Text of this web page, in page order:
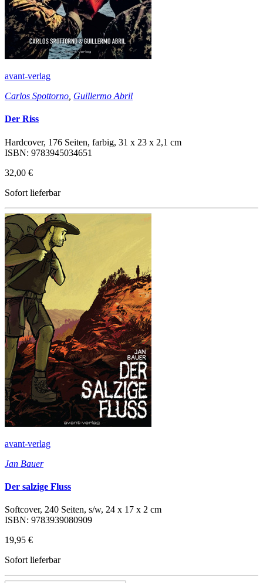
avant-verlag
Carlos Spottorno Guillermo Abril
Der Riss
Hardcover, 176 Seiten, farbig, 31 x 23 x 2,1 cm
ISBN: 9783945034651
32,00 €
Sofort lieferbar
avant-verlag
Jan Bauer
Der salzige Fluss
Softcover, 240 Seiten, s/w, 24 x 17 x 2 cm
ISBN: 9783939080909
19,95 €
Sofort lieferbar